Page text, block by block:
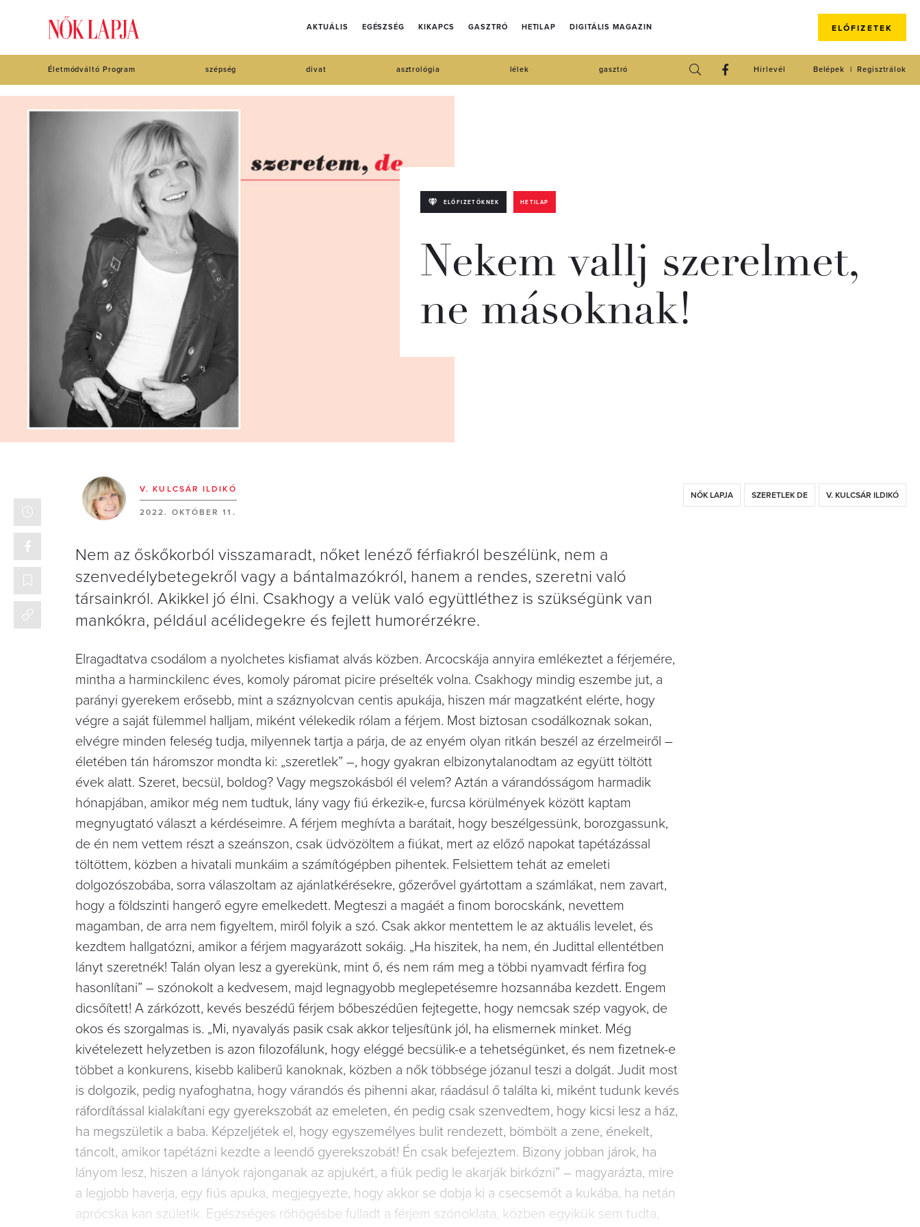
AKTUÁLIS EGÉSZSÉG KIKAPCS GASZTRÓ HETILAP DIGITÁLIS MAGAZIN ELŐFIZETEK
Életmódváltó Program szépség divat asztrológia lélek gasztró Regisztrálok
Belépek
Hírlevél
ELŐFIZETŐKNEK HETILAP
Nekem vallj szerelmet,
ne másoknak!
V. KULCSÁR ILDIKÓ
2022. OKTÓBER 11.
NŐK LAPJA SZERETLEK DE V. KULCSÁR ILDIKÓ
Nem az őskőkorból visszamaradt, nőket lenéző férfiakról beszélünk, nem a
szenvedélybetegekről vagy a bántalmazókról, hanem a rendes, szeretni való
társainkról. Akikkel jó élni. Csakhogy a velük való együttléthez is szükségünk van
mankókra, például acélidegekre és fejlett humorérzékre.
Elragadtatva csodálom a nyolchetes kisfiamat alvás közben. Arcocskája annyira emlékeztet a férjemére,
mintha a harminckilenc éves, komoly páromat picire préselték volna. Csakhogy mindig eszembe jut, a
parányi gyerekem erősebb, mint a száznyolcvan centis apukája, hiszen már magzatként elérte, hogy
végre a saját fülemmel halljam, miként vélekedik rólam a férjem. Most biztosan csodálkoznak sokan,
elvégre minden feleség tudja, milyennek tartja a párja, de az enyém olyan ritkán beszél az érzelmeiről –
életében tán háromszor mondta ki: „szeretlek” –, hogy gyakran elbizonytalanodtam az együtt töltött
évek alatt. Szeret, becsül, boldog? Vagy megszokásból él velem? Aztán a várandósságom harmadik
hónapjában, amikor még nem tudtuk, lány vagy fiú érkezik-e, furcsa körülmények között kaptam
megnyugtató választ a kérdéseimre. A férjem meghívta a barátait, hogy beszélgessünk, borozgassunk,
de én nem vettem részt a szeánszon, csak üdvözöltem a fiúkat, mert az előző napokat tapétázással
töltöttem, közben a hivatali munkáim a számítógépben pihentek. Felsiettem tehát az emeleti
dolgozószobába, sorra válaszoltam az ajánlatkérésekre, gőzerővel gyártottam a számlákat, nem zavart,
hogy a földszinti hangerő egyre emelkedett. Megteszi a magáét a finom borocskánk, nevettem
magamban, de arra nem figyeltem, miről folyik a szó. Csak akkor mentettem le az aktuális levelet, és
kezdtem hallgatózni, amikor a férjem magyarázott sokáig. „Ha hiszitek, ha nem, én Judittal ellentétben
lányt szeretnék! Talán olyan lesz a gyerekünk, mint ő, és nem rám meg a többi nyamvadt férfira fog
hasonlítani” – szónokolt a kedvesem, majd legnagyobb meglepetésemre hozsannába kezdett. Engem
dicsőített! A zárkózott, kevés beszédű férjem bőbeszédűen fejtegette, hogy nemcsak szép vagyok, de
okos és szorgalmas is. „Mi, nyavalyás pasik csak akkor teljesítünk jól, ha elismernek minket. Még
kivételezett helyzetben is azon filozofálunk, hogy eléggé becsülik-e a tehetségünket, és nem fizetnek-e
többet a konkurens, kisebb kaliberű kanoknak, közben a nők többsége józanul teszi a dolgát. Judit most
is dolgozik, pedig nyafoghatna, hogy várandós és pihenni akar, ráadásul ő találta ki, miként tudunk kevés
ráfordítással kialakítani egy gyerekszobát az emeleten, én pedig csak szenvedtem, hogy kicsi lesz a ház,
ha megszületik a baba. Képzeljétek el, hogy egyszemélyes bulit rendezett, bömbölt a zene, énekelt,
táncolt, amikor tapétázni kezdte a leendő gyerekszobát! Én csak befejeztem. Bizony jobban járok, ha
lányom lesz, hiszen a lányok rajonganak az apjukért, a fiúk pedig le akarják birkózni” – magyarázta, mire
a legjobb haverja, egy fiús apuka, megjegyezte, hogy akkor se dobja ki a csecsemőt a kukába, ha netán
aprócska kan születik. Egészséges röhögésbe fulladt a férjem szónoklata, közben egyikük sem tudta,